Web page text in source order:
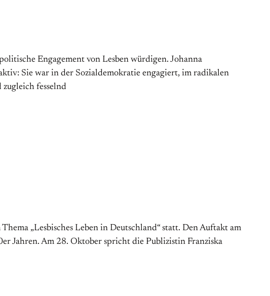
Engagement von Lesben würdigen. Johanna
Sie war in der Sozialdemokratie engagiert, im radikalen
zugleich fesselnd
„Lesbisches Leben in Deutschland“ statt. Den Auftakt am
Jahren. Am 28. Oktober spricht die Publizistin Franziska